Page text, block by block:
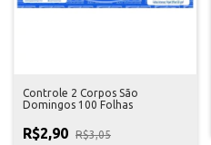
Controle 2 Corpos São
Domingos 100 Folhas
R$2,90 R$3,05